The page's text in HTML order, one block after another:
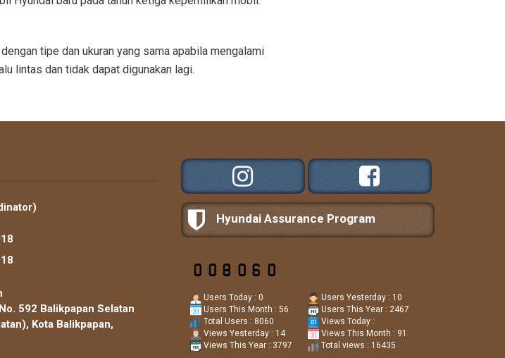
tipe dan ukuran yang sama apabila mengalami
lintas dan tidak dapat digunakan lagi.
592 Balikpapan Selatan
Kota Balikpapan,
Hyundai Assurance Program
Users Today : 0
Users Yesterday : 10
Users This Month : 56
Users This Year : 2467
Total Users : 8060
Views Today :
Views Yesterday : 14
Views This Month : 91
Views This Year : 3797
Total views : 16435